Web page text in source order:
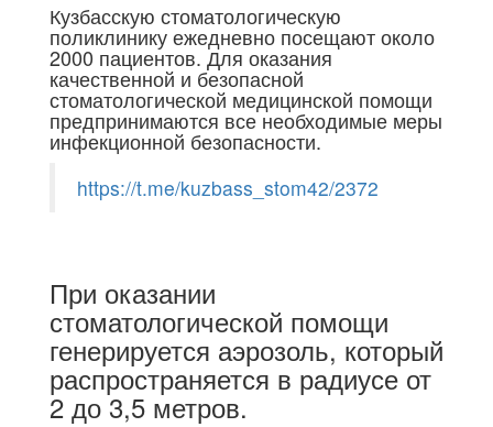
Кузбасскую стоматологическую
поликлинику ежедневно посещают около
2000 пациентов. Для оказания
качественной и безопасной
стоматологической медицинской помощи
предпринимаются все необходимые меры
инфекционной безопасности.
https://t.me/kuzbass_stom42/2372
При оказании
стоматологической помощи
генерируется аэрозоль, который
распространяется в радиусе от
2 до 3,5 метров.